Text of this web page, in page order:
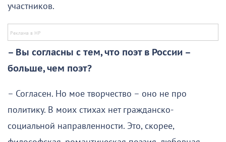
участников.
– Вы согласны с тем, что поэт в России –
больше, чем поэт?
– Согласен. Но мое творчество – оно не про
политику. В моих стихах нет гражданско-
социальной направленности. Это, скорее,